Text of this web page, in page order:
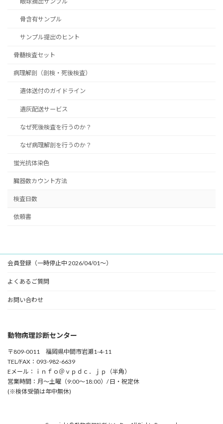
骨含有サンプル
サンプル提出のヒント
骨髄検査セット
病理解剖（剖検・死後検査）
遺体送付のガイドライン
遺灰配送サービス
なぜ死後検査を行うのか？
なぜ病理解剖を行うのか？
蛍光抗体染色
臓器数カウント方法
検査日数
依頼書
会員登録（一時停止中 2026/04/01～）
よくあるご質問
お問い合わせ
動物病理診断センター
〒809-0011 福岡県中間市岩瀬1-4-11
TEL/FAX：093-982-6639
Eメール：ｉｎｆｏ＠ｖｐｄｃ．ｊｐ（半角）
営業時間：月～土曜（9:00～18:00）/ 日・祝定休
(※検体受領は年中無休)